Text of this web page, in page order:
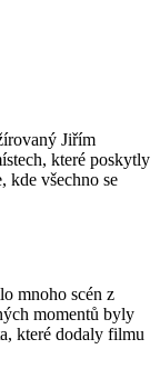
Jiřím
které poskytly
kde všechno se
mnoho scén z
momentů byly
které dodaly filmu